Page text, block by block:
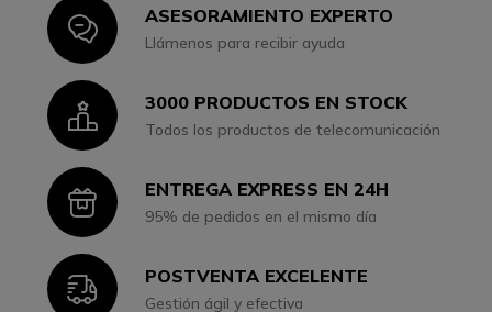
IconASESORAMIENTO EXPERTO
Llámenos para recibir ayuda
Icon3000 PRODUCTOS EN STOCK
Todos los productos de telecomunicación
IconENTREGA EXPRESS EN 24H
95% de pedidos en el mismo día
IconPOSTVENTA EXCELENTE
Gestión ágil y efectiva